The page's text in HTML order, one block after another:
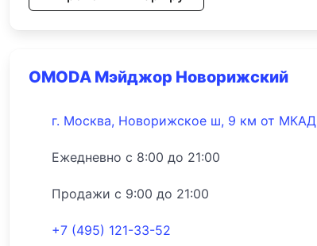
OMODA Мэйджор Новорижский
г. Москва, Новорижское ш, 9 км от МКАД
Ежедневно с 8:00 до 21:00
Продажи с 9:00 до 21:00
+7 (495) 121-33-52